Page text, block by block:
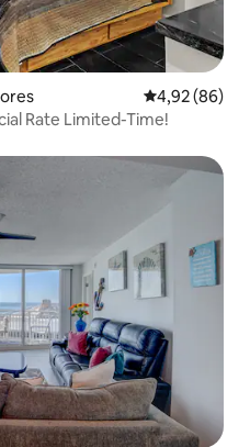
4,92 ud af 5 i
4,92 (86)
Rate Limited-Time!